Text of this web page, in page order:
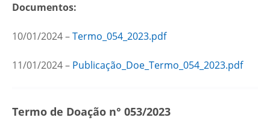
Documentos:
10/01/2024 –Termo_054_2023.pdf
11/01/2024 – Publicação_Doe_Termo_054_2023.pdf
Termo de Doação n° 053/2023